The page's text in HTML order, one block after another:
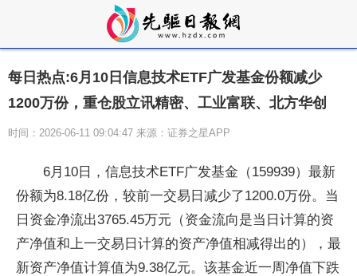
每日热点:6月10日信息技术ETF广发基金份额减少
1200万份，重仓股立讯精密、工业富联、北方华创
时间：2026-06-11 09:04:47 来源：证券之星APP
6月10日，信息技术ETF广发基金（159939）最新
份额为8.18亿份，较前一交易日减少了1200.0万份。当
日资金净流出3765.45万元（资金流向是当日计算的资
产净值和上一交易日计算的资产净值相减得出的），最
新资产净值计算值为9.38亿元。该基金近一周净值下跌